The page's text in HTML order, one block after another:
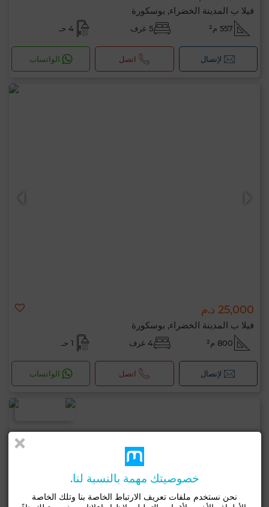
فيلا ب المدينة الخضراء, بوسكورة
557 م² 5 غرف 4 حـ
لإتصال اتصل الواتساب
25,000 د.م
فيلا ب المدينة الخضراء, بوسكورة
800 م² 4 غرف 1 حـ
لإتصال اتصل الواتساب
خصوصيتك مهمة بالنسبة لنا.
نحن نستخدم ملفات تعريف الارتباط الخاصة بنا وتلك الخاصة